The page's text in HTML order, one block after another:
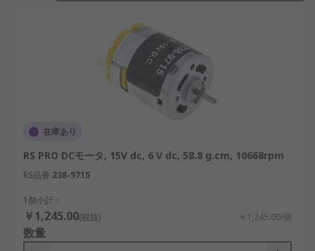
よって回転運動を生み出します。この電気エネルギ
ーから運動エネルギーへの変換は非常に効率的であ
り、起動・停止も素早く行うことができます。
DCモーターの基本的な機能は、電気信号に応じた回
転運動を生成することです。電圧を調整することで
回転速度を制御でき、極性を反転させれば回転方向
も変更可能です。このため、制御性に優れており、
小型機器から産業用機械に至るまで幅広く活用され
ています。
また、DCモーターは応答性が高く、起動トルクが大
きいのが特徴です。短時間で最大回転数に達するこ
とができるため、国内の産業ロボットや半導体製造
在庫あり
RS PRO DCモータ, 15V dc, 6 V dc, 58.8 g.cm, 10668rpm
RS品番 238-9715
1個小計：
￥1,245.00(税抜) ￥1,245.00/個
数量